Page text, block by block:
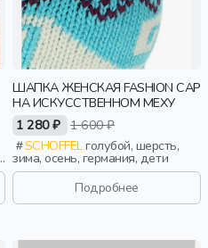
ШАПКА ЖЕНСКАЯ FASHION CAP
НА ИСКУССТВЕННОМ МЕХУ
1 280 ₽ 1 600 ₽
SCHOFFELголубой, шерсть,
зима, осень, германия, дети
Подробнее